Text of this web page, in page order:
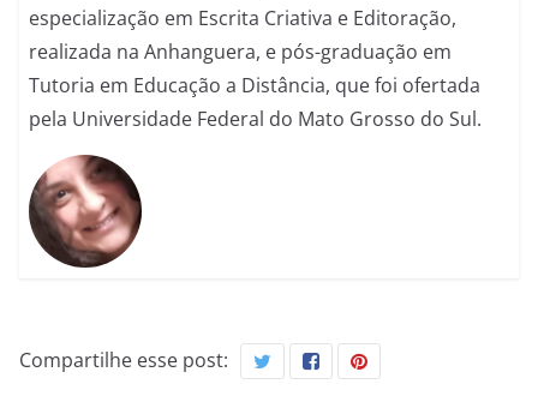
especialização em Escrita Criativa e Editoração,
realizada na Anhanguera, e pós-graduação em
Tutoria em Educação a Distância, que foi ofertada
pela Universidade Federal do Mato Grosso do Sul.
Compartilhe esse post: